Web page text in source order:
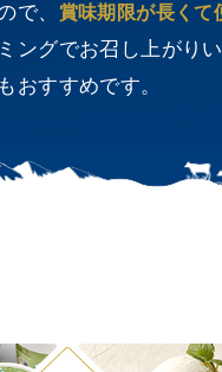
で、 賞味期限が長くて
ングでお召し上がりい
おすすめです。